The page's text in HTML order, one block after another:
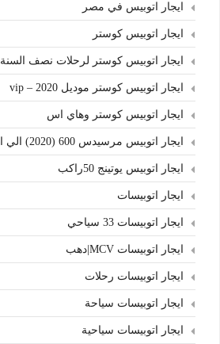
ايجار اتوبيس في مصر
ايجار اتوبيس كوستر
ايجار اتوبيس كوستر لرحلات نصف السنة
ايجار اتوبيس كوستر موديل 2020 – vip
ايجار اتوبيس كوستر وهاي اس
ايجار اتوبيس مرسيدس 600 (2020) الي الأسكندرية
ايجار اتوبيس يوتينج 50راكب
ايجار اتوبيسات
ايجار اتوبيسات 33 سياحي
ايجار اتوبيسات MCV|دهب
ايجار اتوبيسات رحلات
ايجار اتوبيسات سياحة
ايجار اتوبيسات سياحية